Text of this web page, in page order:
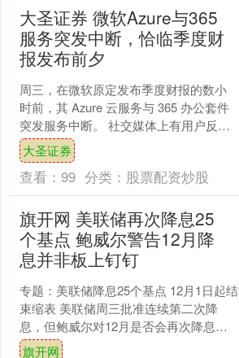
大圣证券 微软Azure与365
服务突发中断，恰临季度财
报发布前夕
周三，在微软原定发布季度财报的数小
时前，其 Azure 云服务与 365 办公套件
突发服务中断。 社交媒体上有用户反
馈，无法访问运行于微软产品之上的自
有网站及服....
大圣证券
查看： 99 分类： 股票配资炒股
旗开网 美联储再次降息25
个基点 鲍威尔警告12月降
息并非板上钉钉
专题：美联储降息25个基点 12月1日起结
束缩表 美联储周三批准连续第二次降
息，但鲍威尔对12月是否会再次降息表
示怀疑，这令市场感到不安。 美联储联
旗开网